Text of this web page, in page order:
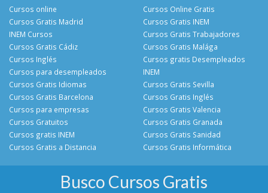
Cursos online
Cursos Gratis Madrid
INEM Cursos
Cursos Gratis Cádiz
Cursos Online Gratis
Cursos Gratis INEM
Cursos Gratis Trabajadores
Cursos Gratis Malága
Cursos Inglés
Cursos para desempleados
Cursos Gratis Idiomas
Cursos Gratis Barcelona
Cursos gratis Desempleados
INEM
Cursos Gratis Sevilla
Cursos Gratis Inglés
Cursos para empresas
Cursos Gratuitos
Cursos gratis INEM
Cursos Gratis a Distancia
Cursos Gratis Valencia
Cursos Gratis Granada
Cursos Gratis Sanidad
Cursos Gratis Informática
Busco Cursos Gratis